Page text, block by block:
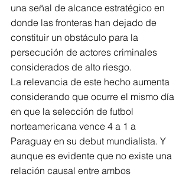
una señal de alcance estratégico en
donde las fronteras han dejado de
constituir un obstáculo para la
persecución de actores criminales
considerados de alto riesgo.
La relevancia de este hecho aumenta
considerando que ocurre el mismo día
en que la selección de futbol
norteamericana vence 4 a 1 a
Paraguay en su debut mundialista. Y
aunque es evidente que no existe una
relación causal entre ambos